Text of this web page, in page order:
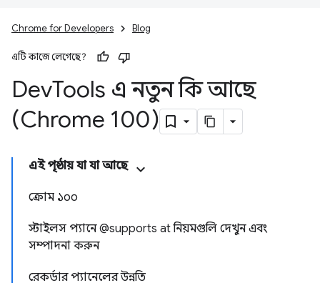
Chrome for Developers Blog
এটি কাজে লেগেছে?
DevTools এ নতুন কি আছে
(Chrome 100)
এই পৃষ্ঠায় যা যা আছে
ক্রোম ১০০
স্টাইলস প্যানে @supports at নিয়মগুলি দেখুন এবং
সম্পাদনা করুন
রেকর্ডার প্যানেলের উন্নতি